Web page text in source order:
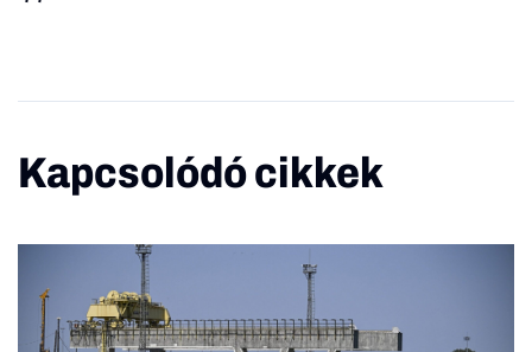
Kapcsolódó cikkek